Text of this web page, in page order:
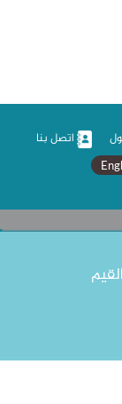
اتصل بنا